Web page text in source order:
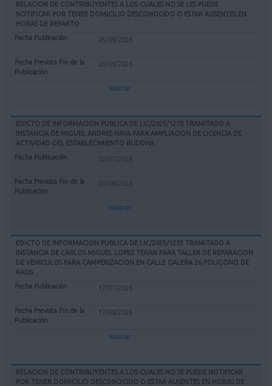
RELACION DE CONTRIBUYENTES A LOS CUALES NO SE LES PUEDE
NOTIFICAR POR TENER DOMICILIO DESCONOCIDO O ESTAR AUSENTES EN
HORAS DE REPARTO
05/08/2026
26/08/2026
Mostrar
EDICTO DE INFORMACION PUBLICA DE LIC/2025/1270 TRAMITADO A
INSTANCIA DE MIGUEL ANDRES HAYA PARA AMPLIACION DE LICENCIA DE
ACTIVIDAD DEL ESTABLECIMIENTO BUDDHA
22/07/2026
20/08/2026
Mostrar
EDICTO DE INFORMACION PUBLICA DE LIC/2025/1235 TRAMITADO A
INSTANCIA DE CARLOS MIGUEL LOPEZ TERAN PARA TALLER DE REPARACION
DE VEHICULOS PARA CAMPERIZACION EN CALLE GALERA 26 POLIGONO DE
RAOS
17/07/2026
17/08/2026
Mostrar
RELACION DE CONTRIBUYENTES A LOS CUALES NO SE PUEDE NOTIFICAR
POR TENER DOMICILIO DESCONOCIDO O ESTAR AUSENTES EN HORAS DE